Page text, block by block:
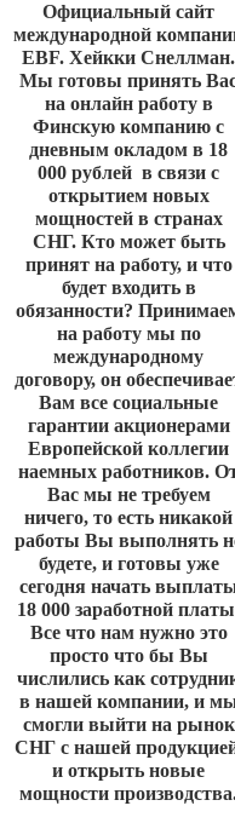
Официальный сайт
международной
EBF. Хейкки Снеллман.
Мы готовы принять
на онлайн работу в
Финскую компанию с
дневным окладом в 18
000 рублей в связи с
открытием новых
мощностей в странах
СНГ. Кто может быть
принят на работу, и что
будет входить в
обязанности?
на работу мы по
международному
договору, он
Вам все социальные
гарантии акционерами
Европейской коллегии
наемных работников.
Вас мы не требуем
ничего, то есть никакой
работы Вы выполнять
будете, и готовы уже
сегодня начать
18 000 заработной
Все что нам нужно это
просто что бы Вы
числились как
в нашей компании, и
смогли выйти на рынок
СНГ с нашей
и открыть новые
мощности